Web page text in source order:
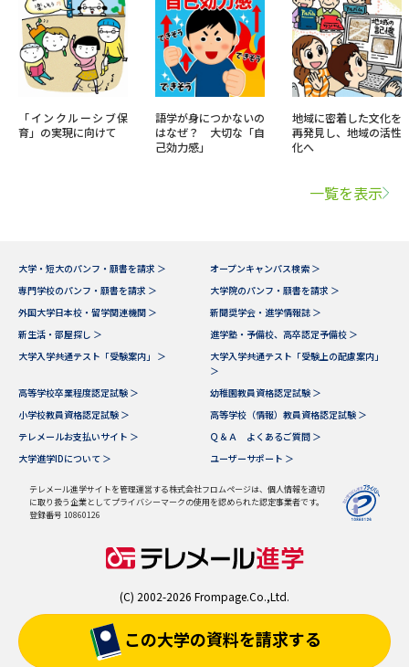
「インクルーシブ保
育」の実現に向けて
語学が身につかないの
はなぜ？ 大切な「自
己効力感」
地域に密着した文化を
再発見し、地域の活性
化へ
一覧を表示
この大学の資料を請求する
大学・短大のパンフ・願書を請求 ＞
オープンキャンパス検索 ＞
専門学校のパンフ・願書を請求 ＞
大学院のパンフ・願書を請求 ＞
外国大学日本校・留学関連機関 ＞
新聞奨学会・進学情報誌 ＞
新生活・部屋探し ＞
進学塾・予備校、高卒認定予備校 ＞
大学入学共通テスト「受験案内」 ＞
大学入学共通テスト「受験上の配慮案内」
＞
高等学校卒業程度認定試験 ＞
幼稚園教員資格認定試験 ＞
小学校教員資格認定試験 ＞
高等学校（情報）教員資格認定試験 ＞
テレメールお支払いサイト ＞
Ｑ＆Ａ よくあるご質問 ＞
大学進学IDについて ＞
ユーザーサポート ＞
テレメール進学サイトを管理運営する株式会社フロムページは、個人情報を適切
に取り扱う企業としてプライバシーマークの使用を認められた認定事業者です。
登録番号 10860126
(C) 2002-2026 Frompage.Co.,Ltd.